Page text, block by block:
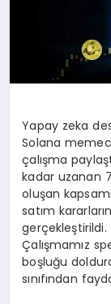
Yapay zeka
Solana
çalışma
kadar uzanan
oluşan
satım
gerçekleştirildi.
Çalışmamız
boşluğu
sınıfından